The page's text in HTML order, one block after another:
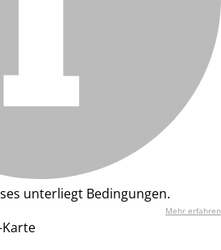
unterliegt Bedingungen.
Mehr erfahren